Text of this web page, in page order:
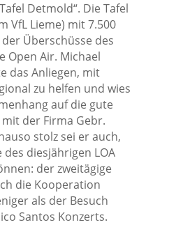
Detmold“. Die Tafel
VfL Lieme) mit 7.500
Überschüsse des
Open Air. Michael
das Anliegen, mit
zu helfen und wies
auf die gute
der Firma Gebr.
stolz sei er auch,
diesjährigen LOA
der zweitägige
die Kooperation
als der Besuch
Santos Konzerts.